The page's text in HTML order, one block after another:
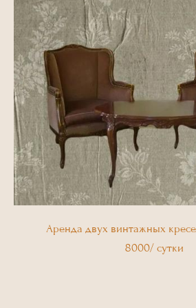
Аренда двух винтажных
8000/ сутки